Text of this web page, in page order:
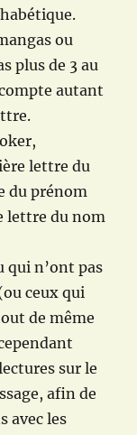
ou
plus de 3 au
autant
lettre du
du prénom
lettre du nom
qui n’ont pas
ceux qui
de même
sur le
afin de
avec les